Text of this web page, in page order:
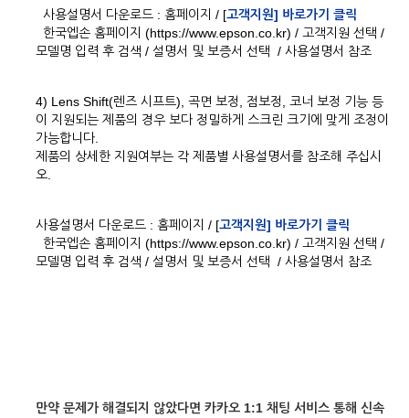
사용설명서 다운로드 : 홈페이지 / [고객지원] 바로가기 클릭
한국엡손 홈페이지 (https://www.epson.co.kr) / 고객지원 선택 /
모델명 입력 후 검색 / 설명서 및 보증서 선택 / 사용설명서 참조
4) Lens Shift(렌즈 시프트), 곡면 보정, 점보정, 코너 보정 기능 등
이 지원되는 제품의 경우 보다 정밀하게 스크린 크기에 맞게 조정이
가능합니다.
제품의 상세한 지원여부는 각 제품별 사용설명서를 참조해 주십시
오.
사용설명서 다운로드 : 홈페이지 / [고객지원] 바로가기 클릭
한국엡손 홈페이지 (https://www.epson.co.kr) / 고객지원 선택 /
모델명 입력 후 검색 / 설명서 및 보증서 선택 / 사용설명서 참조
만약 문제가 해결되지 않았다면 카카오 1:1 채팅 서비스 통해 신속